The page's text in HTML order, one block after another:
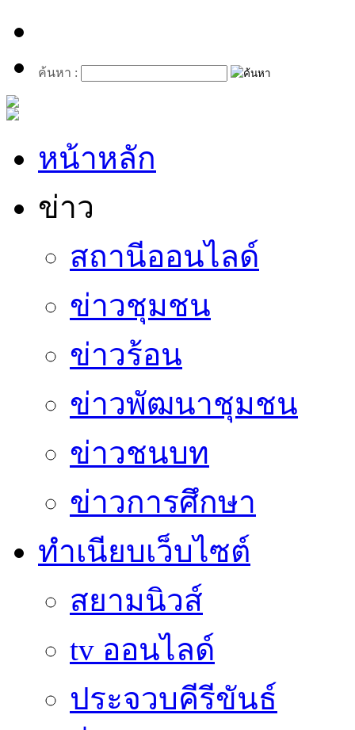
ค้นหา :
หน้าหลัก
ข่าว
สถานีออนไลด์
ข่าวชุมชน
ข่าวร้อน
ข่าวพัฒนาชุมชน
ข่าวชนบท
ข่าวการศึกษา
ทำเนียบเว็บไซต์
สยามนิวส์
tv ออนไลด์
ประจวบคีรีขันธ์